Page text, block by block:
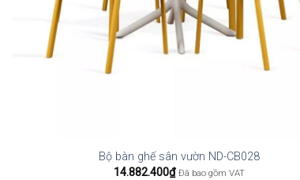
Bộ bàn ghế sân vườn ND-CB028
14.882.400₫ Đã bao gồm VAT